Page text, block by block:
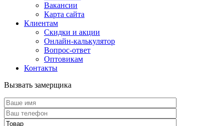
Вакансии
Карта сайта
Клиентам
Скидки и акции
Онлайн-калькулятор
Вопрос-ответ
Оптовикам
Контакты
Вызвать замерщика